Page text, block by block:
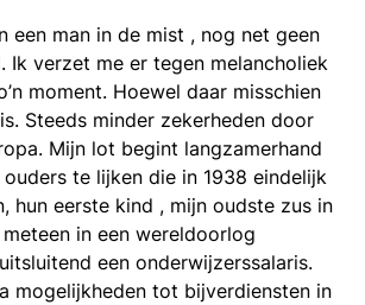
een man in de mist , nog net geen
Ik verzet me er tegen melancholiek
moment. Hoewel daar misschien
Steeds minder zekerheden door
Mijn lot begint langzamerhand
te lijken die in 1938 eindelijk
hun eerste kind , mijn oudste zus in
in een wereldoorlog
een onderwijzerssalaris.
mogelijkheden tot bijverdiensten in